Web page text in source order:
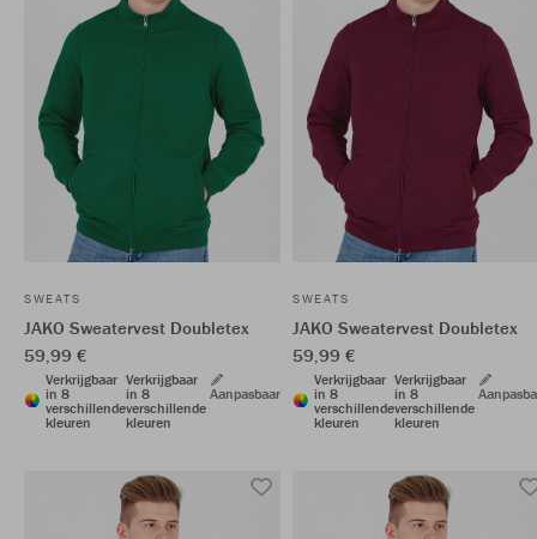
SWEATS
JAKO Sweatervest Doubletex
59,99 €
Verkrijgbaar
in 8
verschillende
kleuren
Verkrijgbaar
in 8
verschillende
kleuren
Aanpasbaar
SWEATS
JAKO Sweatervest Doubletex
59,99 €
Verkrijgbaar
in 8
verschillende
kleuren
Verkrijgbaar
in 8
verschillende
kleuren